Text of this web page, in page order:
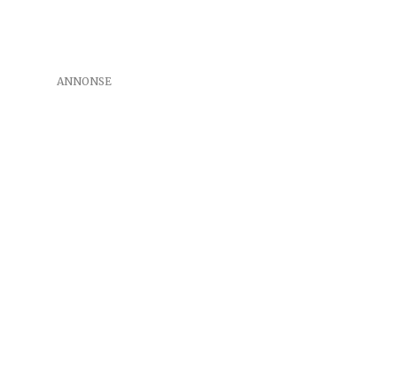
ANNONSE